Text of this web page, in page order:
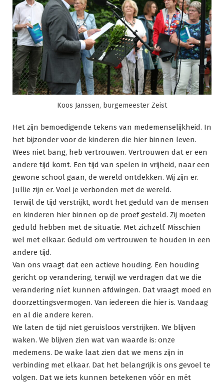
Koos Janssen, burgemeester Zeist
Het zijn bemoedigende tekens van medemenselijkheid. In
het bijzonder voor de kinderen die hier binnen leven.
Wees niet bang, heb vertrouwen. Vertrouwen dat er een
andere tijd komt. Een tijd van spelen in vrijheid, naar een
gewone school gaan, de wereld ontdekken. Wij zijn er.
Jullie zijn er. Voel je verbonden met de wereld.
Terwijl de tijd verstrijkt, wordt het geduld van de mensen
en kinderen hier binnen op de proef gesteld. Zij moeten
geduld hebben met de situatie. Met zichzelf. Misschien
wel met elkaar. Geduld om vertrouwen te houden in een
andere tijd.
Van ons vraagt dat een actieve houding. Een houding
gericht op verandering, terwijl we verdragen dat we die
verandering níet kunnen afdwingen. Dat vraagt moed en
doorzettingsvermogen. Van iedereen die hier is. Vandaag
en al die andere keren.
We laten de tijd niet geruisloos verstrijken. We blijven
waken. We blijven zien wat van waarde is: onze
medemens. De wake laat zien dat we mens zijn in
verbinding met elkaar. Dat het belangrijk is ons gevoel te
volgen. Dat we iets kunnen betekenen vóór en mét